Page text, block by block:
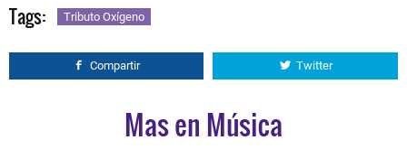
Tags: Tributo Oxígeno
Compartir Twitter
Mas en Música